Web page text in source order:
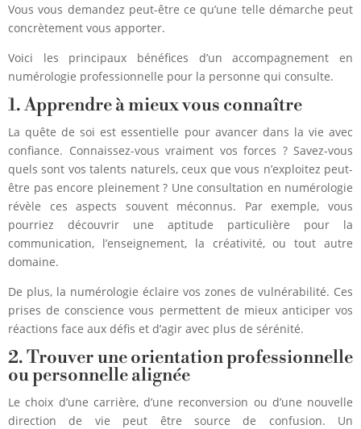
Vous vous demandez peut-être ce qu’une telle démarche peut
concrètement vous apporter.
Voici les principaux bénéfices d’un accompagnement en
numérologie professionnelle pour la personne qui consulte.
1. Apprendre à mieux vous connaître
La quête de soi est essentielle pour avancer dans la vie avec
confiance. Connaissez-vous vraiment vos forces ? Savez-vous
quels sont vos talents naturels, ceux que vous n’exploitez peut-
être pas encore pleinement ? Une consultation en numérologie
révèle ces aspects souvent méconnus. Par exemple, vous
pourriez découvrir une aptitude particulière pour la
communication, l’enseignement, la créativité, ou tout autre
domaine.
De plus, la numérologie éclaire vos zones de vulnérabilité. Ces
prises de conscience vous permettent de mieux anticiper vos
réactions face aux défis et d’agir avec plus de sérénité.
2. Trouver une orientation professionnelle
ou personnelle alignée
Le choix d’une carrière, d’une reconversion ou d’une nouvelle
direction de vie peut être source de confusion. Un